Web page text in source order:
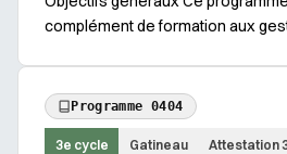
complément de formation aux
Programme 0404
3e cycle Gatineau Attestation